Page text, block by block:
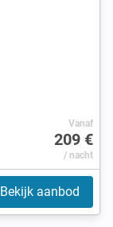
Vanaf
209 €
/ nacht
Bekijk aanbod